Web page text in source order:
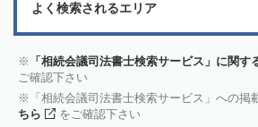
よく検索されるエリア
「相続会議司法書士検索サービス」に関す
ご確認下さい
「相続会議司法書士検索サービス」への掲
ちら
をご確認下さい